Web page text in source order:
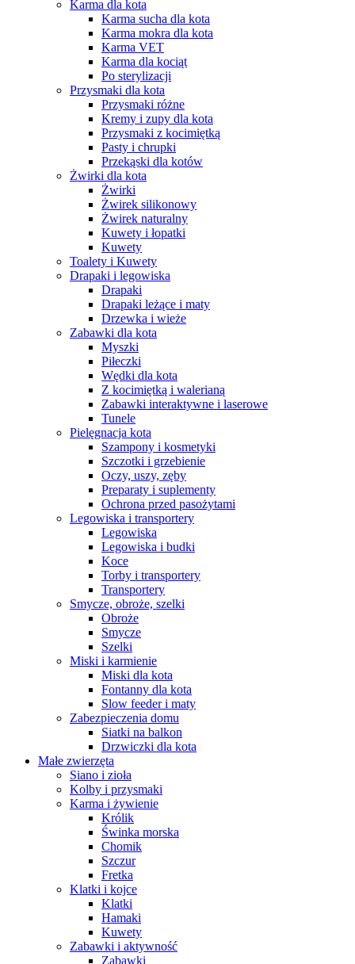
Karma dla kota
Karma sucha dla kota
Karma mokra dla kota
Karma VET
Karma dla kociąt
Po sterylizacji
Przysmaki dla kota
Przysmaki różne
Kremy i zupy dla kota
Przysmaki z kocimiętką
Pasty i chrupki
Przekąski dla kotów
Żwirki dla kota
Żwirki
Żwirek silikonowy
Żwirek naturalny
Kuwety i łopatki
Kuwety
Toalety i Kuwety
Drapaki i legowiska
Drapaki
Drapaki leżące i maty
Drzewka i wieże
Zabawki dla kota
Myszki
Piłeczki
Wędki dla kota
Z kocimiętką i walerianą
Zabawki interaktywne i laserowe
Tunele
Pielęgnacja kota
Szampony i kosmetyki
Szczotki i grzebienie
Oczy, uszy, zęby
Preparaty i suplementy
Ochrona przed pasożytami
Legowiska i transportery
Legowiska
Legowiska i budki
Koce
Torby i transportery
Transportery
Smycze, obroże, szelki
Obroże
Smycze
Szelki
Miski i karmienie
Miski dla kota
Fontanny dla kota
Slow feeder i maty
Zabezpieczenia domu
Siatki na balkon
Drzwiczki dla kota
Małe zwierzęta
Siano i zioła
Kolby i przysmaki
Karma i żywienie
Królik
Świnka morska
Chomik
Szczur
Fretka
Klatki i kojce
Klatki
Hamaki
Kuwety
Zabawki i aktywność
Zabawki